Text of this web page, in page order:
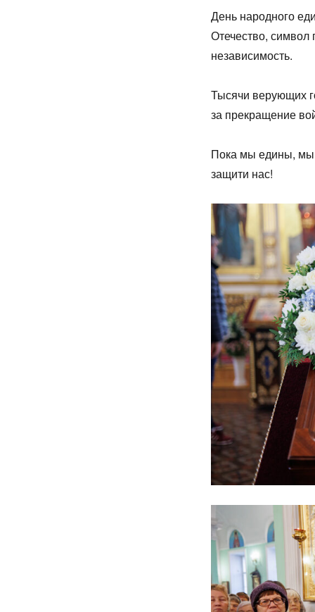
День народного
Отечество, символ
независимость.
Тысячи верующих
за прекращение
Пока мы едины, мы
защити нас!